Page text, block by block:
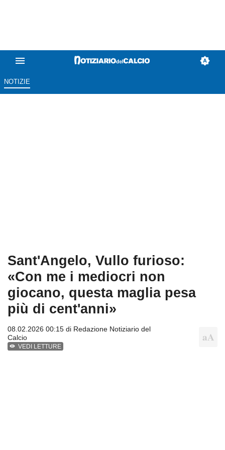
NOTIZIE
Sant'Angelo, Vullo furioso:
«Con me i mediocri non
giocano, questa maglia pesa
più di cent'anni»
08.02.2026 00:15 di Redazione Notiziario del
Calcio
VEDI LETTURE